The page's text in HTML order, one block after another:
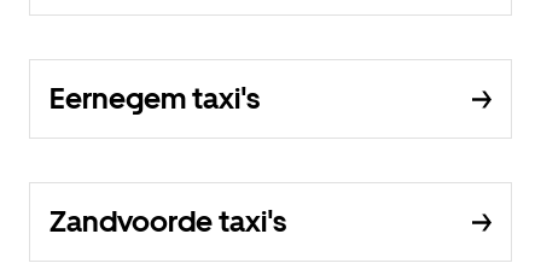
Eernegem taxi's
Zandvoorde taxi's